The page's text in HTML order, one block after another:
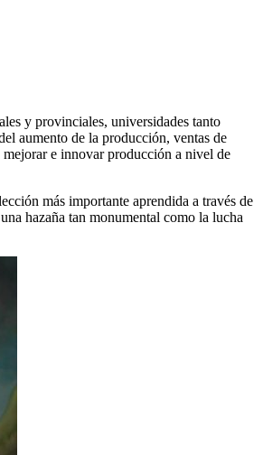
y provinciales, universidades tanto
aumento de la producción, ventas de
e innovar producción a nivel de
más importante aprendida a través de
hazaña tan monumental como la lucha